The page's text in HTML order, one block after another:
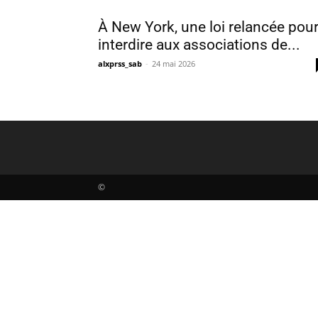
À New York, une loi relancée pour
interdire aux associations de...
alxprss_sab - 24 mai 2026
©